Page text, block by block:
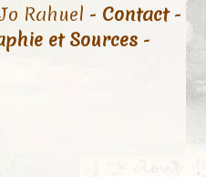
Rahuel - Contact-
et Sources -